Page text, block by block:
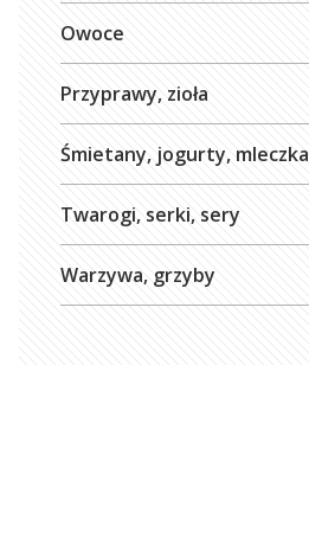
Owoce
Przyprawy, zioła
Śmietany, jogurty, mleczka
Twarogi, serki, sery
Warzywa, grzyby